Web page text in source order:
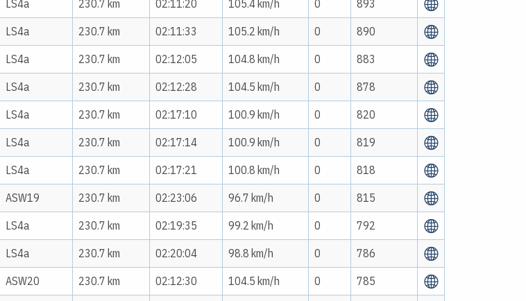
LS4a 230.7 km 02:11:20 105.4 km/h 0
893
LS4a 230.7 km 02:11:33 105.2 km/h 0
890
LS4a 230.7 km 02:12:05 104.8 km/h 0
883
LS4a 230.7 km 02:12:28 104.5 km/h 0
878
LS4a 230.7 km 02:17:10 100.9 km/h 0
820
LS4a 230.7 km 02:17:14 100.9 km/h 0
819
LS4a 230.7 km 02:17:21 100.8 km/h 0
818
ASW19 230.7 km 02:23:06 96.7 km/h 0
815
LS4a 230.7 km 02:19:35 99.2 km/h 0
792
LS4a 230.7 km 02:20:04 98.8 km/h 0
786
ASW20 230.7 km 02:12:30 104.5 km/h 0
785